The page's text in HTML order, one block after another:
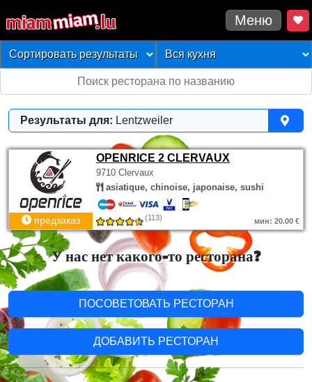
Меню
Результаты для: Lentzweiler
OPENRICE 2 CLERVAUX
9710 Clervaux
asiatique, chinoise, japonaise, sushi
предзаказ (113) мин: 20.00 €
У нас нет какого-то ресторана?
ПОСОВЕТОВАТЬ РЕСТОРАН
ДОБАВИТЬ РЕСТОРАН